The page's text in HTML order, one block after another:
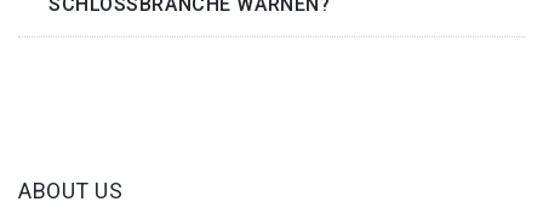
ABOUT US